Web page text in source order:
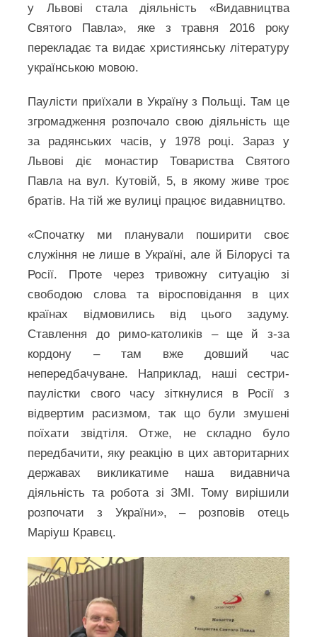
у Львові стала діяльність «Видавництва
Святого Павла», яке з травня 2016 року
перекладає та видає християнську літературу
українською мовою.
Паулісти приїхали в Україну з Польщі. Там це
згромадження розпочало свою діяльність ще
за радянських часів, у 1978 році. Зараз у
Львові діє монастир Товариства Святого
Павла на вул. Кутовій, 5, в якому живе троє
братів. На тій же вулиці працює видавництво.
«Спочатку ми планували поширити своє
служіння не лише в Україні, але й Білорусі та
Росії. Проте через тривожну ситуацію зі
свободою слова та віросповідання в цих
країнах відмовились від цього задуму.
Ставлення до римо-католиків – ще й з-за
кордону – там вже довший час
непередбачуване. Наприклад, наші сестри-
паулістки свого часу зіткнулися в Росії з
відвертим расизмом, так що були змушені
поїхати звідтіля. Отже, не складно було
передбачити, яку реакцію в цих авторитарних
державах викликатиме наша видавнича
діяльність та робота зі ЗМІ. Тому вирішили
розпочати з України», – розповів отець
Маріуш Кравєц.